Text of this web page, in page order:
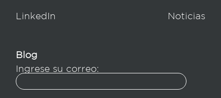
LinkedIn Noticias
Blog
Ingrese su correo: